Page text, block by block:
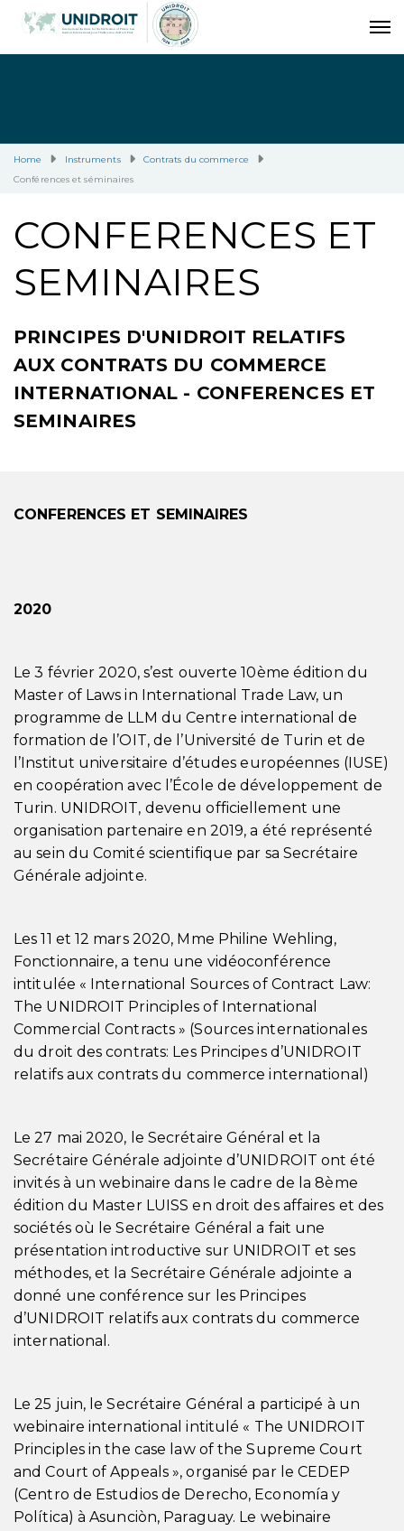
Home Instruments
Contrats du commerce
Conférences et séminaires
CONFERENCES ET
SEMINAIRES
PRINCIPES D'UNIDROIT RELATIFS
AUX CONTRATS DU COMMERCE
INTERNATIONAL - CONFERENCES ET
SEMINAIRES
CONFERENCES ET SEMINAIRES
2020
Le 3 février 2020, s’est ouverte 10ème édition du
Master of Laws in International Trade Law, un
programme de LLM du Centre international de
formation de l’OIT, de l’Université de Turin et de
l’Institut universitaire d’études européennes (IUSE)
en coopération avec l’École de développement de
Turin. UNIDROIT, devenu officiellement une
organisation partenaire en 2019, a été représenté
au sein du Comité scientifique par sa Secrétaire
Générale adjointe.
Les 11 et 12 mars 2020, Mme Philine Wehling,
Fonctionnaire, a tenu une vidéoconférence
intitulée « International Sources of Contract Law:
The UNIDROIT Principles of International
Commercial Contracts » (Sources internationales
du droit des contrats: Les Principes d’UNIDROIT
relatifs aux contrats du commerce international)
Le 27 mai 2020, le Secrétaire Général et la
Secrétaire Générale adjointe d’UNIDROIT ont été
invités à un webinaire dans le cadre de la 8ème
édition du Master LUISS en droit des affaires et des
sociétés où le Secrétaire Général a fait une
présentation introductive sur UNIDROIT et ses
méthodes, et la Secrétaire Générale adjointe a
donné une conférence sur les Principes
d’UNIDROIT relatifs aux contrats du commerce
international.
Le 25 juin, le Secrétaire Général a participé à un
webinaire international intitulé « The UNIDROIT
Principles in the case law of the Supreme Court
and Court of Appeals », organisé par le CEDEP
(Centro de Estudios de Derecho, Economía y
Política) à Asunciòn, Paraguay. Le webinaire